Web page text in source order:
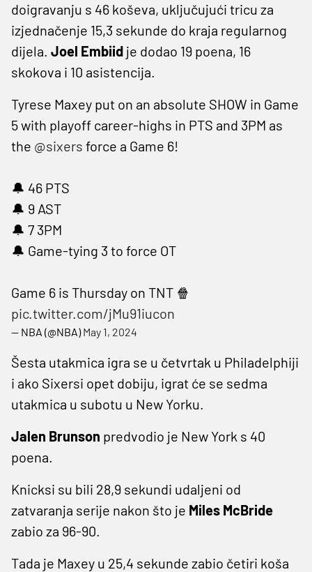
doigravanju s 46 koševa, uključujući tricu za
izjednačenje 15,3 sekunde do kraja regularnog
dijela. Joel Embiid je dodao 19 poena, 16
skokova i 10 asistencija.
Tyrese Maxey put on an absolute SHOW in Game
5 with playoff career-highs in PTS and 3PM as
the @sixers force a Game 6!
🔔 46 PTS
🔔 9 AST
🔔 7 3PM
🔔 Game-tying 3 to force OT
Game 6 is Thursday on TNT 🍿
pic.twitter.com/jMu91iucon
— NBA (@NBA)May 1, 2024
Šesta utakmica igra se u četvrtak u Philadelphiji
i ako Sixersi opet dobiju, igrat će se sedma
utakmica u subotu u New Yorku.
Jalen Brunson predvodio je New York s 40
poena.
Knicksi su bili 28,9 sekundi udaljeni od
zatvaranja serije nakon što je Miles McBride
zabio za 96-90.
Tada je Maxey u 25,4 sekunde zabio četiri koša